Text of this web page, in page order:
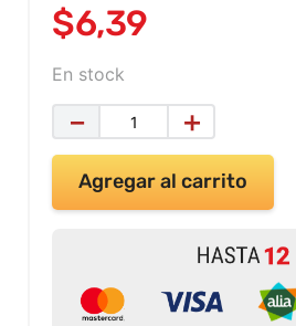
$6,39
En stock
＋
－
Agregar al carrito